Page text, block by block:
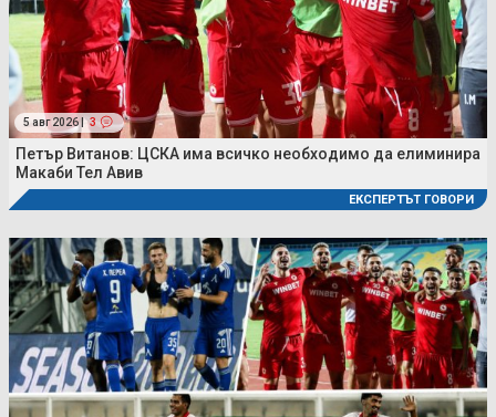
5 авг 2026 | 3
Петър Витанов: ЦСКА има всичко необходимо да елиминира
Макаби Тел Авив
ЕКСПЕРТЪТ ГОВОРИ